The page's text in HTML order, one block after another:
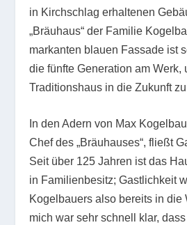
in Kirchschlag erhaltenen
„Bräuhaus“ der Familie
markanten blauen Fassade ist
die fünfte Generation am Werk,
Traditionshaus in die Zukunft
In den Adern von Max
Chef des „Bräuhauses“, fließt
Seit über 125 Jahren ist das
in Familienbesitz; Gastlichkeit
Kogelbauers also bereits in die
mich war sehr schnell klar,